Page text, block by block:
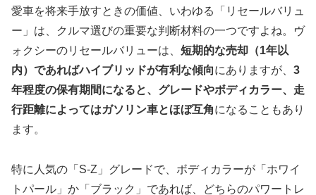
愛車を将来手放すときの価値、いわゆる「リセールバリュ
ー」は、クルマ選びの重要な判断材料の一つですよね。ヴ
ォクシーのリセールバリューは、 短期的な売却（1年以
内）であればハイブリッドが有利な傾向にありますが、 3
年程度の保有期間になると、グレードやボディカラー、走
行距離によってはガソリン車とほぼ互角になることもあり
ます。
特に人気の「S-Z」グレードで、ボディカラーが「ホワイ
トパール」か「ブラック」であれば、どちらのパワートレ